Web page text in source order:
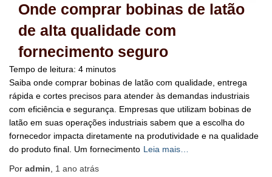
Onde comprar bobinas de latão
de alta qualidade com
fornecimento seguro
Tempo de leitura: 4 minutos
Saiba onde comprar bobinas de latão com qualidade, entrega
rápida e cortes precisos para atender às demandas industriais
com eficiência e segurança. Empresas que utilizam bobinas de
latão em suas operações industriais sabem que a escolha do
fornecedor impacta diretamente na produtividade e na qualidade
do produto final. Um fornecimento Leia mais…
Por admin, 1 ano atrás